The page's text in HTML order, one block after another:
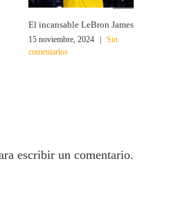
El incansable LeBron James
15 noviembre, 2024 |
Sin
comentarios
escribir un comentario.